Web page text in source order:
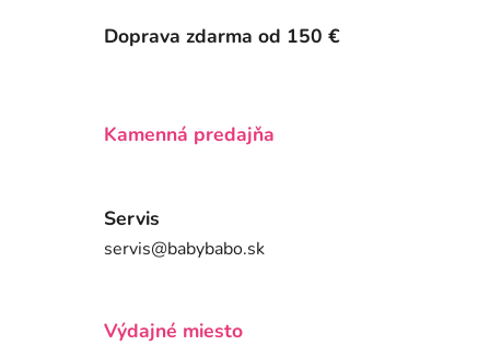
Doprava zdarma od 150 €
Kamenná predajňa
Servis
servis@babybabo.sk
Výdajné miesto